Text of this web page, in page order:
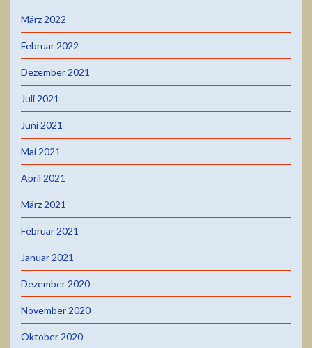
März 2022
Februar 2022
Dezember 2021
Juli 2021
Juni 2021
Mai 2021
April 2021
März 2021
Februar 2021
Januar 2021
Dezember 2020
November 2020
Oktober 2020